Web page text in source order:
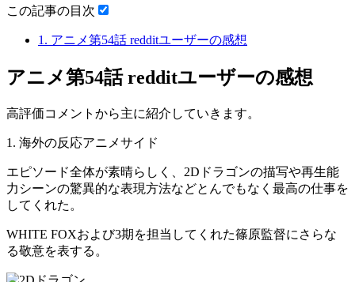
この記事の目次
1. アニメ第54話 redditユーザーの感想
アニメ第54話 redditユーザーの感想
高評価コメントから主に紹介していきます。
1. 海外の反応アニメサイド
エピソード全体が素晴らしく、2Dドラゴンの描写や再生能
力シーンの驚異的な表現方法などとんでもなく最高の仕事を
してくれた。
WHITE FOXおよび3期を担当してくれた篠原監督にさらな
る敬意を表する。